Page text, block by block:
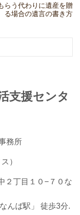
らう代わりに遺産を贈
る場合の遺言の書き方
支援センタ
務所
）
２丁目１０−７０な
んば駅」 徒歩3分.